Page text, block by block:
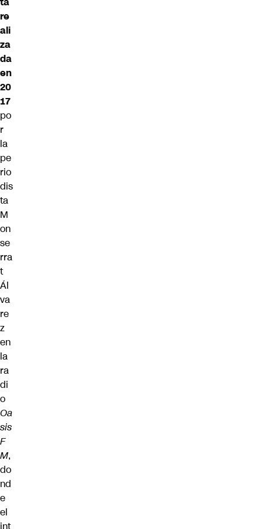
re
ali
za
da
en
20
17
po
r
la
pe
rio
dis
ta
M
on
se
rra
t
Ál
va
re
z
en
la
ra
di
o
Oa
sis
F
M,
do
nd
e
el
int